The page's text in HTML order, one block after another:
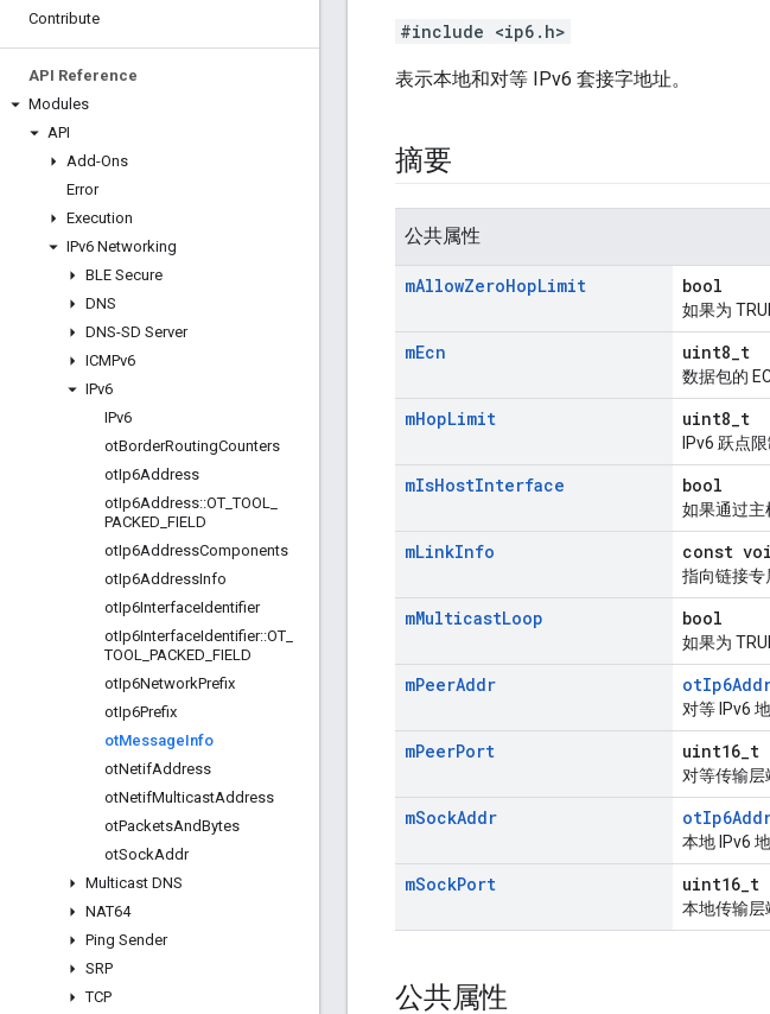
Contribute
API Reference
Modules
API
Add-Ons
Error
Execution
IPv6 Networking
BLE Secure
DNS
DNS-SD Server
ICMPv6
IPv6
IPv6
otBorderRoutingCounters
otIp6Address
otIp6Address::OT _TOOL
PACKED FIELD
otIp6AddressComponents
otIp6AddressInfo
otIp6InterfaceIdentifier
otIp6InterfaceIdentifier::OT
TOOL PACKED FIELD
otIp6NetworkPrefix
otIp6Prefix
otMessageInfo
otNetifAddress
otNetifMulticastAddress
otPacketsAndBytes
otSockAddr
Multicast DNS
NAT64
Ping Sender
SRP
TCP
#include <ip6.h>
表示本地和对等 IPv6 套接字地址。
摘要
公共属性
mAllowZeroHopLimit bool
如果为
mEcn uint8_t
数据包的
mHopLimit uint8_t
IPv6 跃点限
mIsHostInterface bool
如果通过主
mLinkInfo const
指向链接专
mMulticastLoop bool
如果为
mPeerAddr
对等 IPv6 地
mPeerPort uint16_t
对等传输层
mSockAddr
本地 IPv6 地
mSockPort uint16_t
本地传输层
公共属性